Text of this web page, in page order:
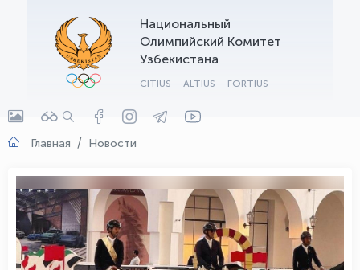
Национальный
Олимпийский Комитет
Узбекистана
CITIUS ALTIUS FORTIUS
Главная Новости
OLYMPCHIK AI - yordamchi
Онлайн · olympic.uz